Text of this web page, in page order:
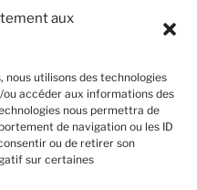
aux
utilisons des technologies
accéder aux informations des
nous permettra de
de navigation ou les ID
ou de retirer son
sur certaines
des cookies. En